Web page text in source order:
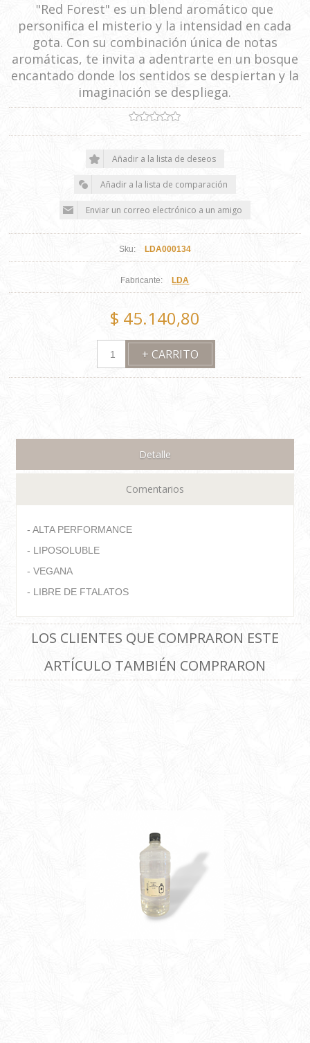
"Red Forest" es un blend aromático que
personifica el misterio y la intensidad en cada
gota. Con su combinación única de notas
aromáticas, te invita a adentrarte en un bosque
encantado donde los sentidos se despiertan y la
imaginación se despliega.
Sku: LDA000134
Fabricante: LDA
$ 45.140,80
Detalle
Comentarios
- ALTA PERFORMANCE
- LIPOSOLUBLE
- VEGANA
- LIBRE DE FTALATOS
LOS CLIENTES QUE COMPRARON ESTE
ARTÍCULO TAMBIÉN COMPRARON